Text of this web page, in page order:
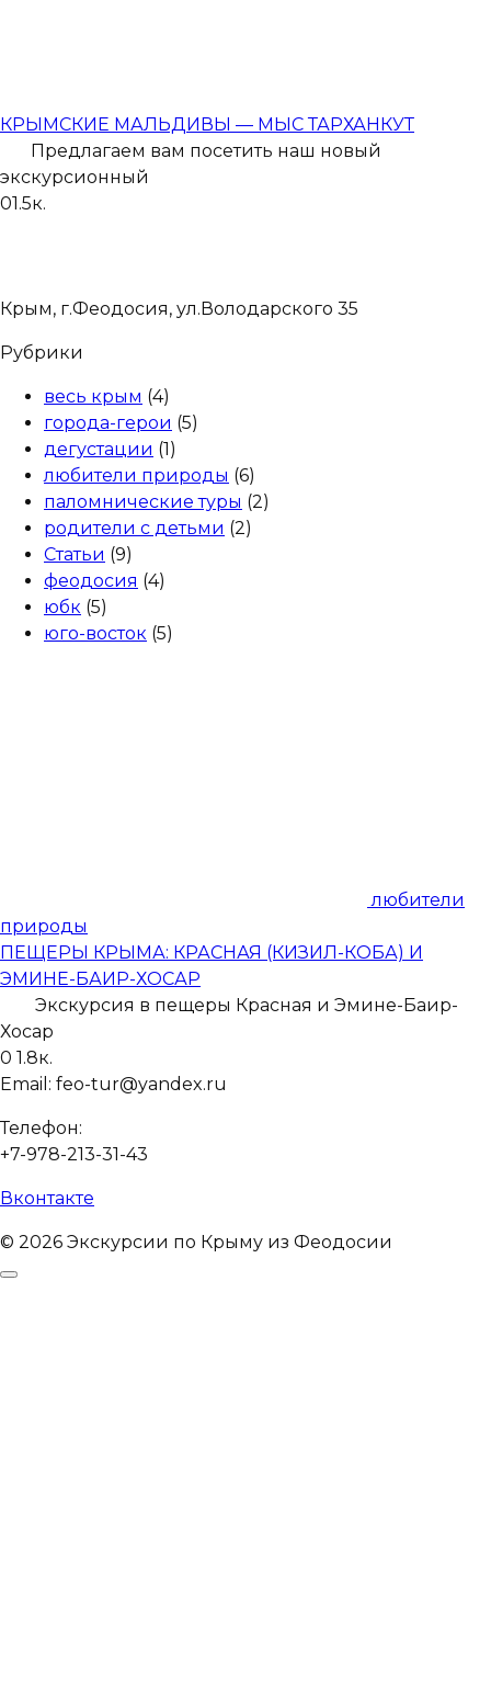
КРЫМСКИЕ МАЛЬДИВЫ — МЫС ТАРХАНКУТ
Предлагаем вам посетить наш новый
экскурсионный
01.5к.
Крым, г.Феодосия, ул.Володарского 35
Рубрики
весь крым (4)
города-герои (5)
дегустации (1)
любители природы (6)
паломнические туры (2)
родители с детьми (2)
Статьи (9)
феодосия (4)
юбк (5)
юго-восток (5)
любители
природы
ПЕЩЕРЫ КРЫМА: КРАСНАЯ (КИЗИЛ-КОБА) И
ЭМИНЕ-БАИР-ХОСАР
Экскурсия в пещеры Красная и Эмине-Баир-
Хосар
0 1.8к.
Email: feo-tur@yandex.ru
Телефон:
+7-978-213-31-43
Вконтакте
© 2026 Экскурсии по Крыму из Феодосии